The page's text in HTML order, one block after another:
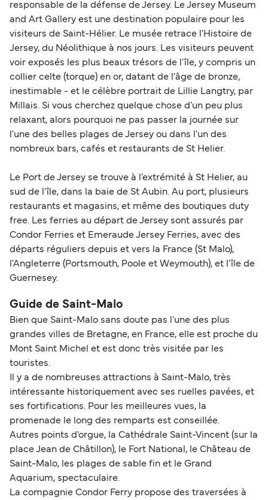
responsable de la défense de Jersey. Le Jersey Museum
and Art Gallery est une destination populaire pour les
visiteurs de Saint-Hélier. Le musée retrace l'Histoire de
Jersey, du Néolithique à nos jours. Les visiteurs peuvent
voir exposés les plus beaux trésors de l'île, y compris un
collier celte (torque) en or, datant de l'âge de bronze,
inestimable - et le célèbre portrait de Lillie Langtry, par
Millais. Si vous cherchez quelque chose d'un peu plus
relaxant, alors pourquoi ne pas passer la journée sur
l'une des belles plages de Jersey ou dans l'un des
nombreux bars, cafés et restaurants de St Helier.
Le Port de Jersey se trouve à l'extrémité à St Helier, au
sud de l'île, dans la baie de St Aubin. Au port, plusieurs
restaurants et magasins, et même des boutiques duty
free. Les ferries au départ de Jersey sont assurés par
Condor Ferries et Emeraude Jersey Ferries, avec des
départs réguliers depuis et vers la France (St Malo),
l'Angleterre (Portsmouth, Poole et Weymouth), et l'île de
Guernesey.
Guide de Saint-Malo
Bien que Saint-Malo sans doute pas l'une des plus
grandes villes de Bretagne, en France, elle est proche du
Mont Saint Michel et est donc très visitée par les
touristes.
Il y a de nombreuses attractions à Saint-Malo, très
intéressante historiquement avec ses ruelles pavées, et
ses fortifications. Pour les meilleures vues, la
promenade le long des remparts est conseillée.
Autres points d'orgue, la Cathédrale Saint-Vincent (sur la
place Jean de Châtillon), le Fort National, le Château de
Saint-Malo, les plages de sable fin et le Grand
Aquarium, spectaculaire.
La compagnie Condor Ferry propose des traversées à